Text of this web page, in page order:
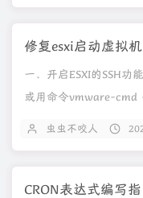
一、开启ESXI的SSH功
或用命令vmware-cmd
虫虫不咬人
CRON表达式编写